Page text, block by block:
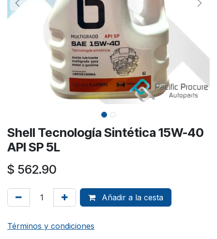
Shell Tecnología Sintética 15W-40
API SP 5L
$ 562.90
Añadir a la cesta
Términos y condiciones